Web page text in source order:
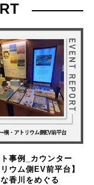
ト事例_カウンター
ウム側EV前平台】
香川をめぐる